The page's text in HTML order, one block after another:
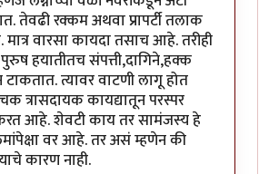
तेवढी रक्कम अथवा प्रापर्टी तलाक
वारसा कायदा तसाच आहे. तरीही
हयातीतच संपत्ती,दागिने,हक्क
त्यावर वाटणी लागू होत
त्रासदायक कायद्यातून परस्पर
आहे. शेवटी काय तर सामंजस्य हे
वर आहे. तर असं म्हणेन की
कारण नाही.